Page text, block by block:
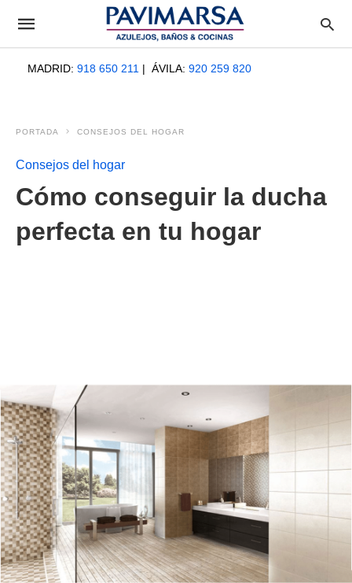
MADRID: 918 650 211 | ÁVILA: 920 259 820
PORTADA CONSEJOS DEL HOGAR
Consejos del hogar
Cómo conseguir la ducha
perfecta en tu hogar